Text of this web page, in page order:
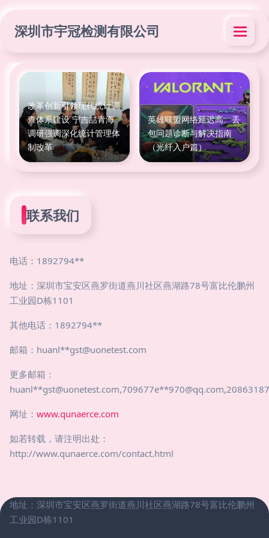
深圳市宇冠检测有限公司
改革创新引领现代统计调
查体系建设 宁吉喆青海
调研强调深化统计管理体
制改革
英雄联盟网络延迟高、丢
包问题诊断与解决指南
（光纤入户篇）
联系我们
电话：1892794**
地址：深圳市宝安区燕罗街道燕川社区燕湖路78号富比伦鹏州
工业园D栋1101
其他电话：1892794**
邮箱：huanl**gst@uonetest.com
更多邮箱：
huanl**gst@uonetest.com,709677e**970@qq.com
网址： www.qunaerce.com
如若转载，请注明出处：
http://www.qunaerce.com/contact.html
地址：深圳市宝安区燕罗街道燕川社区燕湖路78号富比伦鹏州
工业园D栋1101